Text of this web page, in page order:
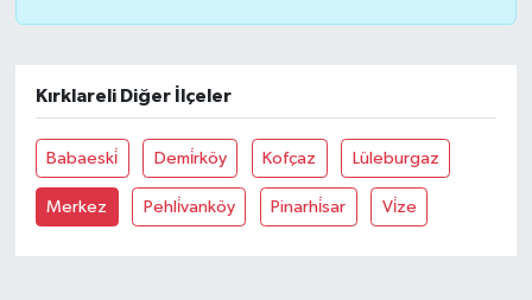
Kırklareli Diğer İlçeler
Babaeski̇ Demi̇rköy Kofçaz Lüleburgaz
Merkez Pehli̇vanköy Pinarhi̇sar Vi̇ze